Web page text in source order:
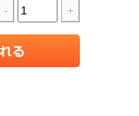
- +